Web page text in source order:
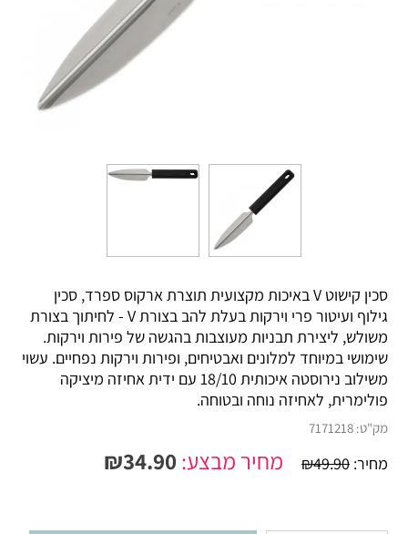
סכין קישוט V באיכות מקצועית תוצרת ארקוס ספרד, סכין
גילוף ועיטור פרי וירקות בעלת להב בצורת V - לחיתוך בצורת
משולש, ליצירת תבניות מעוצבות בהגשה של פירות וירקות.
שימושי במיוחד למלונים ואבטיחים, ופירות וירקות נפחיים. עשוי
משילוב נירוסטה איכותית 18/10 עם ידית אחיזה מיציקה
פולימרית, לאחיזה נוחה ובטוחה.
מק"ט: 7171218
מחיר: ₪49.90 מחיר מבצע: ₪34.90